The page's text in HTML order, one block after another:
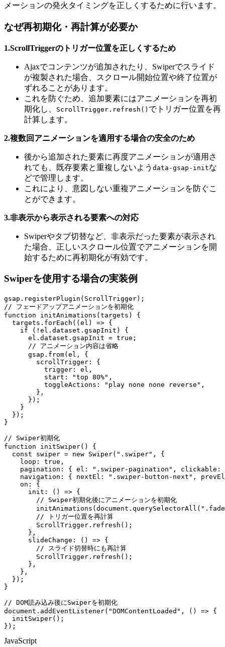
メーションの発火タイミングを正しくするために行います。
なぜ再初期化・再計算が必要か
1.ScrollTriggerのトリガー位置を正しくするため
Ajaxでコンテンツが追加されたり、Swiperでスライド
が複製された場合、スクロール開始位置や終了位置が
ずれることがあります。
これを防ぐため、追加要素にはアニメーションを再初
期化し、
ScrollTrigger.refresh() でトリガー位置を再
計算します。
2.複数回アニメーションを適用する場合の安全のため
後から追加された要素に再度アニメーションが適用さ
れても、既存要素と重複しないよう data-gsap-initな
どで管理します。
これにより、意図しない重複アニメーションを防ぐこ
とができます。
3.非表示から表示される要素への対応
Swiperやタブ切替など、非表示だった要素が表示され
た場合、正しいスクロール位置でアニメーションを開
始するために再初期化が有効です。
Swiperを使用する場合の実装例
gsap . registerPlugin ( ScrollTrigger) ;
// フェードアップアニメーションを初期化
function
initAnimations ( targets )
{
  targets
. forEach ( ( el ) => {
if
( ! el . dataset . gsapInit )
{
      el
. dataset . gsapInit = true ;
// アニメーション内容は省略
      gsap
. from( el ,
{
scrollTrigger :
{
trigger : el ,
start : "top 80%" ,
toggleActions : "play none none reverse" ,
} ,
} ) ;
}
} ) ;
}
// Swiper初期化
function
initSwiper( )
{
const swiper = new Swiper( ".swiper" ,
{
loop : true ,
pagination : { el : ".swiper-pagination" , clickable :
navigation : { nextEl : ".swiper-button-next" ,
prevEl
on :
{
init : ( ) => {
// Swiper初期化後にアニメーションを初期化
initAnimations ( document . querySelectorAll (
// トリガー位置を再計算
        ScrollTrigger
. refresh ( ) ;
} ,
slideChange : ( ) => {
// スライド切替時にも再計算
        ScrollTrigger
. refresh ( ) ;
} ,
} ,
} ) ;
}
// DOM読み込み後にSwiperを初期化
document . addEventListener( "DOMContentLoaded" , ( ) => {
initSwiper( ) ;
} ) ;
JavaScript